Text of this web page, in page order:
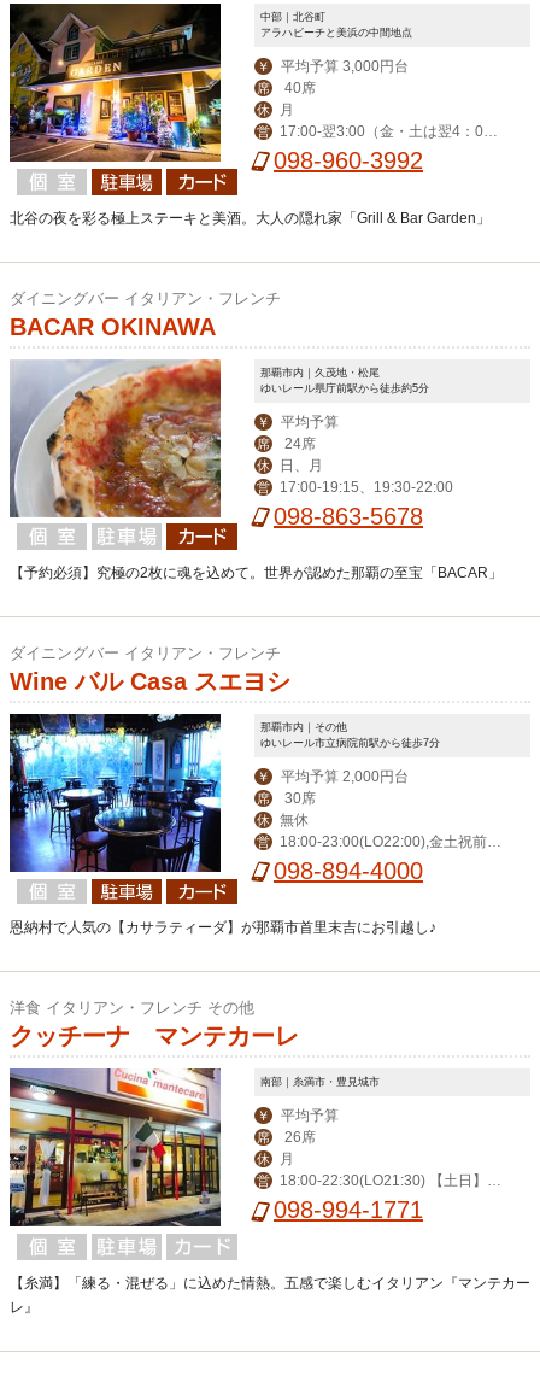
中部｜北谷町
アラハビーチと美浜の中間地点
￥ 平均予算 3,000円台
席 40席
休 月
営
17:00-翌3:00（金・土は翌4：00
迄） ※ハッピーアワー17:00-19:00
098-960-3992
北谷の夜を彩る極上ステーキと美酒。大人の隠れ家「Grill & Bar Garden」
ダイニングバー イタリアン・フレンチ
BACAR OKINAWA
那覇市内｜久茂地・松尾
ゆいレール県庁前駅から徒歩約5分
￥ 平均予算
席 24席
休 日、月
営 17:00-19:15、19:30-22:00
098-863-5678
【予約必須】究極の2枚に魂を込めて。世界が認めた那覇の至宝「BACAR」
ダイニングバー イタリアン・フレンチ
Wine バル Casa スエヨシ
那覇市内｜その他
ゆいレール市立病院前駅から徒歩7分
￥ 平均予算 2,000円台
席 30席
休 無休
営
18:00-23:00(LO22:00),金土祝前1
8:00-24:00(LO23:00),日11:30-15:00,1
098-894-4000
恩納村で人気の【カサラティーダ】が那覇市首里末吉にお引越し♪
洋食 イタリアン・フレンチ その他
クッチーナ マンテカーレ
南部｜糸満市・豊見城市
￥ 平均予算
席 26席
休 月
営
18:00-22:30(LO21:30) 【土日】 1
2:00-15:00(LO14:00) 18:00-22:30(LO
098-994-1771
【糸満】「練る・混ぜる」に込めた情熱。五感で楽しむイタリアン『マンテカー
レ』